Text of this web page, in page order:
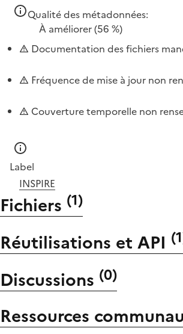
Qualité des métadonnées:
À améliorer(56 %)
Documentation des fichiers
Fréquence de mise à jour non
Couverture temporelle non
Label
INSPIRE
Fichiers (1)
Réutilisations et API (1
Discussions (0)
Ressources